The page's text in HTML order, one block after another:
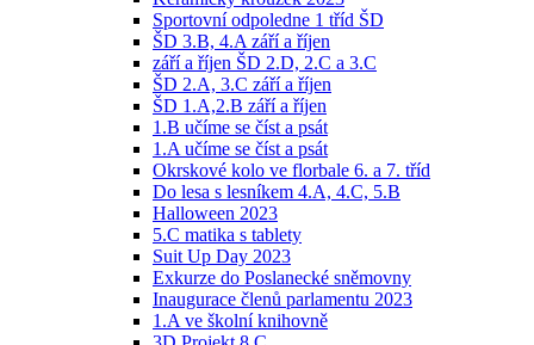
Sportovní odpoledne 1 tříd ŠD
ŠD 3.B, 4.A září a říjen
září a říjen ŠD 2.D, 2.C a 3.C
ŠD 2.A, 3.C září a říjen
ŠD 1.A,2.B září a říjen
1.B učíme se číst a psát
1.A učíme se číst a psát
Okrskové kolo ve florbale 6. a 7. tříd
Do lesa s lesníkem 4.A, 4.C, 5.B
Halloween 2023
5.C matika s tablety
Suit Up Day 2023
Exkurze do Poslanecké sněmovny
Inaugurace členů parlamentu 2023
1.A ve školní knihovně